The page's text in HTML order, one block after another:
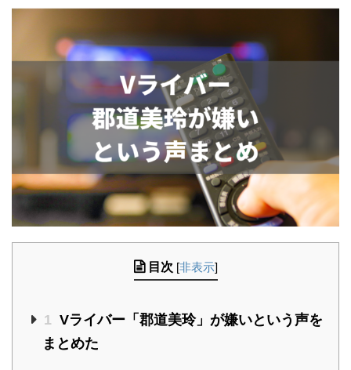
目次 [非表示]
1 Vライバー「郡道美玲」が嫌いという声を
まとめた